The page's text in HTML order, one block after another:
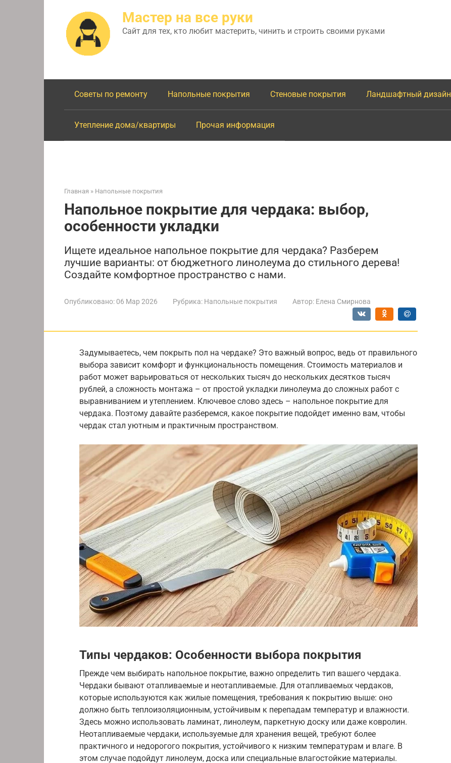
Мастер на все руки
Сайт для тех, кто любит мастерить, чинить и строить своими руками
Советы по ремонту Напольные покрытия Стеновые покрытия Ландшафтный дизайн
Утепление дома/квартиры Прочая информация
Главная » Напольные покрытия
Напольное покрытие для чердака: выбор,
особенности укладки
Ищете идеальное напольное покрытие для чердака? Разберем
лучшие варианты: от бюджетного линолеума до стильного дерева!
Создайте комфортное пространство с нами.
Опубликовано: 06 Мар 2026 Рубрика: Напольные покрытия Автор: Елена Смирнова
Задумываетесь, чем покрыть пол на чердаке? Это важный вопрос, ведь от правильного
выбора зависит комфорт и функциональность помещения. Стоимость материалов и
работ может варьироваться от нескольких тысяч до нескольких десятков тысяч
рублей, а сложность монтажа – от простой укладки линолеума до сложных работ с
выравниванием и утеплением. Ключевое слово здесь – напольное покрытие для
чердака. Поэтому давайте разберемся, какое покрытие подойдет именно вам, чтобы
чердак стал уютным и практичным пространством.
Типы чердаков: Особенности выбора покрытия
Прежде чем выбирать напольное покрытие, важно определить тип вашего чердака.
Чердаки бывают отапливаемые и неотапливаемые. Для отапливаемых чердаков,
которые используются как жилые помещения, требования к покрытию выше: оно
должно быть теплоизоляционным, устойчивым к перепадам температур и влажности.
Здесь можно использовать ламинат, линолеум, паркетную доску или даже ковролин.
Неотапливаемые чердаки, используемые для хранения вещей, требуют более
практичного и недорогого покрытия, устойчивого к низким температурам и влаге. В
этом случае подойдут линолеум, доска или специальные влагостойкие материалы.